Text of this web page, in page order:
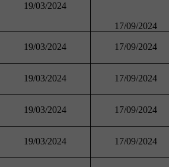
19/03/2024
17/09/2024
19/03/2024 17/09/2024
19/03/2024 17/09/2024
19/03/2024 17/09/2024
19/03/2024 17/09/2024